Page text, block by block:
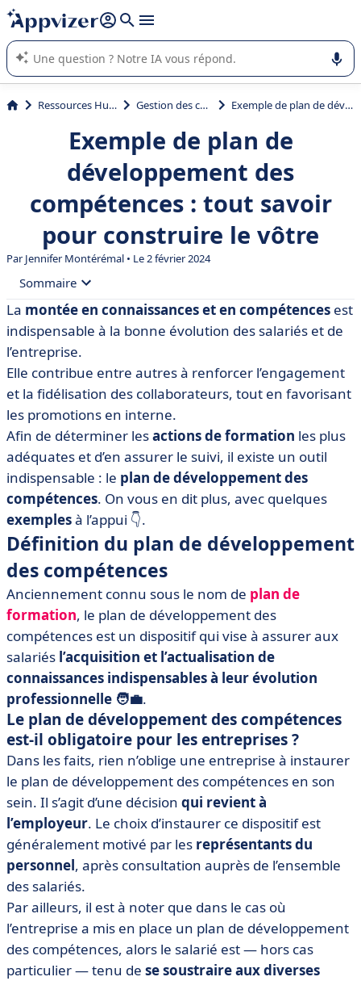
répondre (plusieurs lignes avec
L'IA de Appvizer vous guide dans l'utilisation ou la sélection de
logiciel SaaS en entreprise.
Ressources Humaines (RH) Gestion des compétences Exemple de plan de développement des compétences : tout savoir pour construire le vôtre
Exemple de plan de
développement des
compétences : tout savoir
pour construire le vôtre
ParJennifer Montérémal • Le 2 février 2024
Sommaire
• Définition du plan de développement des
compétences
• Comment financer le plan de développement de
compétences ?
• Comment élaborer un plan de développement des
compétences ? Les 6 étapes
• 2 exemples de plans de développement des
compétences
• Quels outils pour vous aider ?
• Le plan de développement des compétences en bref
La montée en connaissances et en compétences est
indispensable à la bonne évolution des salariés et de
l’entreprise.
Elle contribue entre autres à renforcer l’engagement
et la fidélisation des collaborateurs, tout en favorisant
les promotions en interne.
Afin de déterminer lesactions de formation les plus
adéquates et d’en assurer le suivi, il existe un outil
indispensable : le plan de développement des
compétences. On vous en dit plus, avec quelques
exemplesà l’appui 👇.
Définition du plan de développement
des compétences
Anciennement connu sous le nom de plan de
formation, le plan de développement des
compétences est un dispositif qui vise à assurer aux
salariés l’acquisition et l’actualisation de
connaissances indispensables à leur évolution
professionnelle 🧑‍💼.
Le plan de développement des compétences
est-il obligatoire pour les entreprises ?
Dans les faits, rien n’oblige une entreprise à instaurer
le plan de développement des compétences en son
sein. Il s’agit d’une décision qui revient à
l’employeur. Le choix d’instaurer ce dispositif est
généralement motivé par les représentants du
personnel, après consultation auprès de l’ensemble
des salariés.
Par ailleurs, il est à noter que dans le cas où
l’entreprise a mis en place un plan de développement
des compétences, alors le salarié est — hors cas
particulier — tenu de se soustraire aux diverses